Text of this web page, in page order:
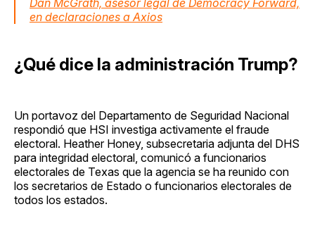
Dan McGrath, asesor legal de Democracy Forward,
en declaraciones a Axios
¿Qué dice la administración Trump?
Un portavoz del Departamento de Seguridad Nacional
respondió que HSI investiga activamente el fraude
electoral. Heather Honey, subsecretaria adjunta del DHS
para integridad electoral, comunicó a funcionarios
electorales de Texas que la agencia se ha reunido con
los secretarios de Estado o funcionarios electorales de
todos los estados.